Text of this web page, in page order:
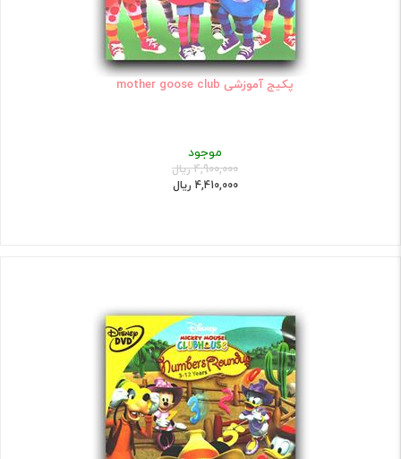
پکیج آموزشی mother goose club
موجود
4,900,000 ریال
4,410,000 ریال